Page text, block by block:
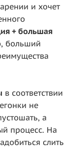
и хочет
+ большая
больший
в соответствии
не
а
процесс. На
слить